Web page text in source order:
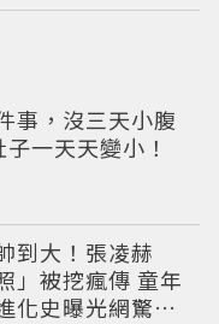
事，沒三天小腹
一天天變小！
到大！張凌赫
」被挖瘋傳 童年
化史曝光網驚：